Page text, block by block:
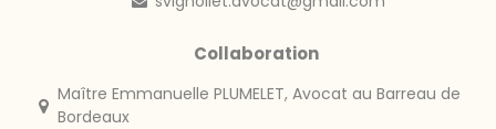
Collaboration
Maître Emmanuelle PLUMELET, Avocat au Barreau de
Bordeaux